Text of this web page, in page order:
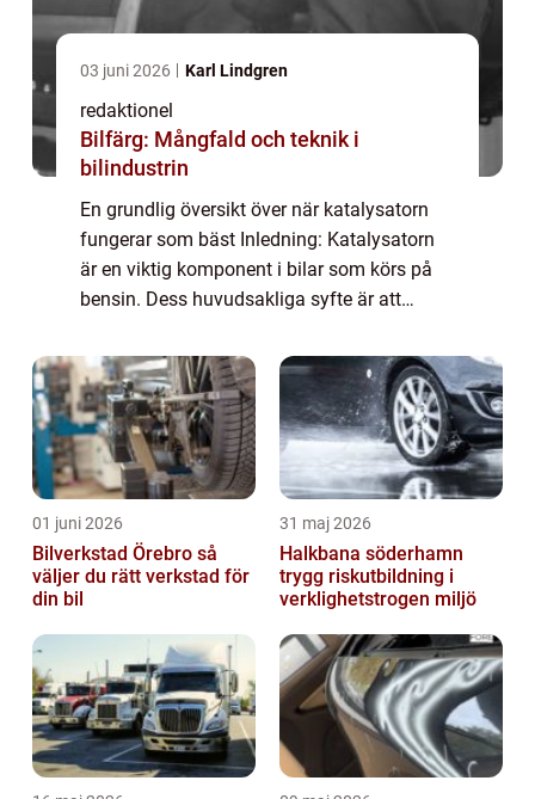
03 juni 2026 Karl Lindgren
redaktionel
Bilfärg: Mångfald och teknik i
bilindustrin
En grundlig översikt över när katalysatorn
fungerar som bäst Inledning: Katalysatorn
är en viktig komponent i bilar som körs på
bensin. Dess huvudsakliga syfte är att
minskar miljöpåverkan. För att förstå när...
01 juni 2026
Bilverkstad Örebro så
väljer du rätt verkstad för
din bil
31 maj 2026
Halkbana söderhamn
trygg riskutbildning i
verklighetstrogen miljö